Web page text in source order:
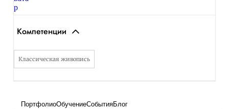
Компетенции
Классическая живопись
ПортфолиоОбучениеСобытияБлог